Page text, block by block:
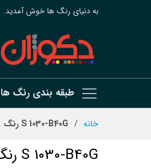
به دنیای رنگ ها خوش آمدید.
طبقه بندی رنگ ها
خانه S 1030-B40G رنگ
S 1030-B40G رنگ